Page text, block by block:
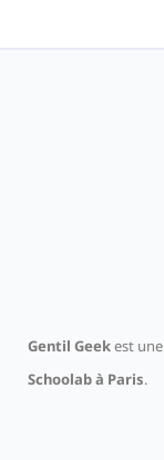
Gentil Geekest une
Schoolab à Paris.